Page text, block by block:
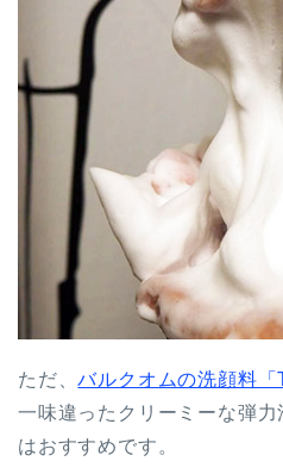
ただ、バルクオムの洗顔料「
一味違ったクリーミーな弾
はおすすめです。